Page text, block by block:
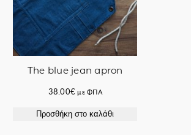
The blue jean apron
38.00€ με ΦΠΑ
Προσθήκη στο καλάθι